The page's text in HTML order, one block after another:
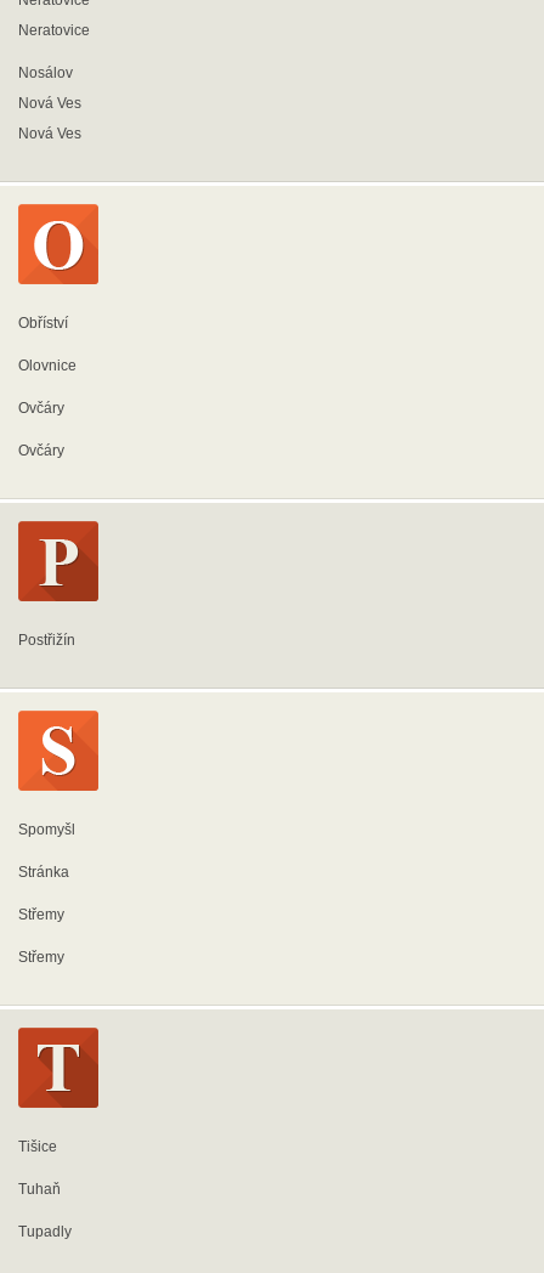
Neratovice
Nosálov
Nová Ves
Nová Ves
Obříství
Olovnice
Ovčáry
Ovčáry
Postřižín
Spomyšl
Stránka
Střemy
Střemy
Tišice
Tuhaň
Tupadly